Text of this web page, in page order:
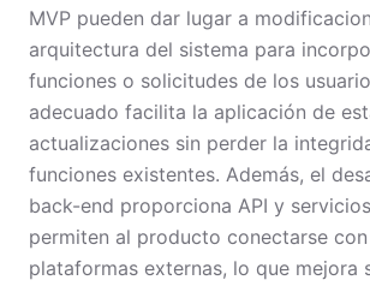
MVP pueden dar lugar a
arquitectura del sistema para
funciones o solicitudes de los
adecuado facilita la aplicación de
actualizaciones sin perder la
funciones existentes. Además, el
back-end proporciona API y
permiten al producto conectarse
plataformas externas, lo que mejora